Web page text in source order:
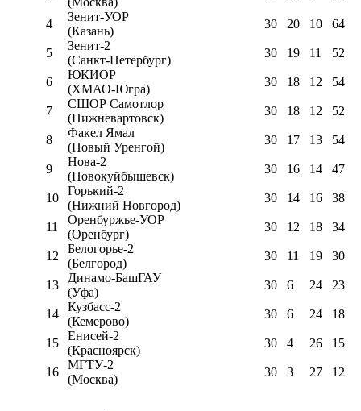
4
Зенит-УОР
(Казань)
30 20 10 64
5
Зенит-2
(Санкт-Петербург)
30 19 11 52
6
ЮКИОР
(ХМАО-Югра)
30 18 12 54
7
СШОР Самотлор
(Нижневартовск)
30 18 12 52
8
Факел Ямал
(Новый Уренгой)
30 17 13 54
9
Нова-2
(Новокуйбышевск)
30 16 14 47
10
Горький-2
(Нижний Новгород)
30 14 16 38
11
Оренбуржье-УОР
(Оренбург)
30 12 18 34
12
Белогорье-2
(Белгород)
30 11 19 30
13
Динамо-БашГАУ
(Уфа)
30 6 24 23
14
Кузбасс-2
(Кемерово)
30 6 24 18
15
Енисей-2
(Красноярск)
30 4 26 15
16
МГТУ-2
(Москва)
30 3 27 12